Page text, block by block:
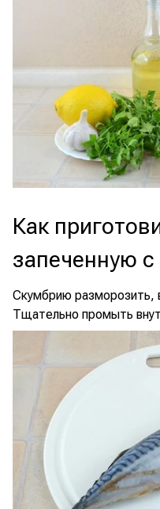
Как
запеченную
Скумбрию разморозить,
Тщательно промыть